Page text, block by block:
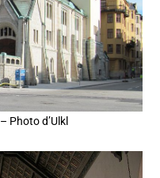
– Photo d’Ulkl